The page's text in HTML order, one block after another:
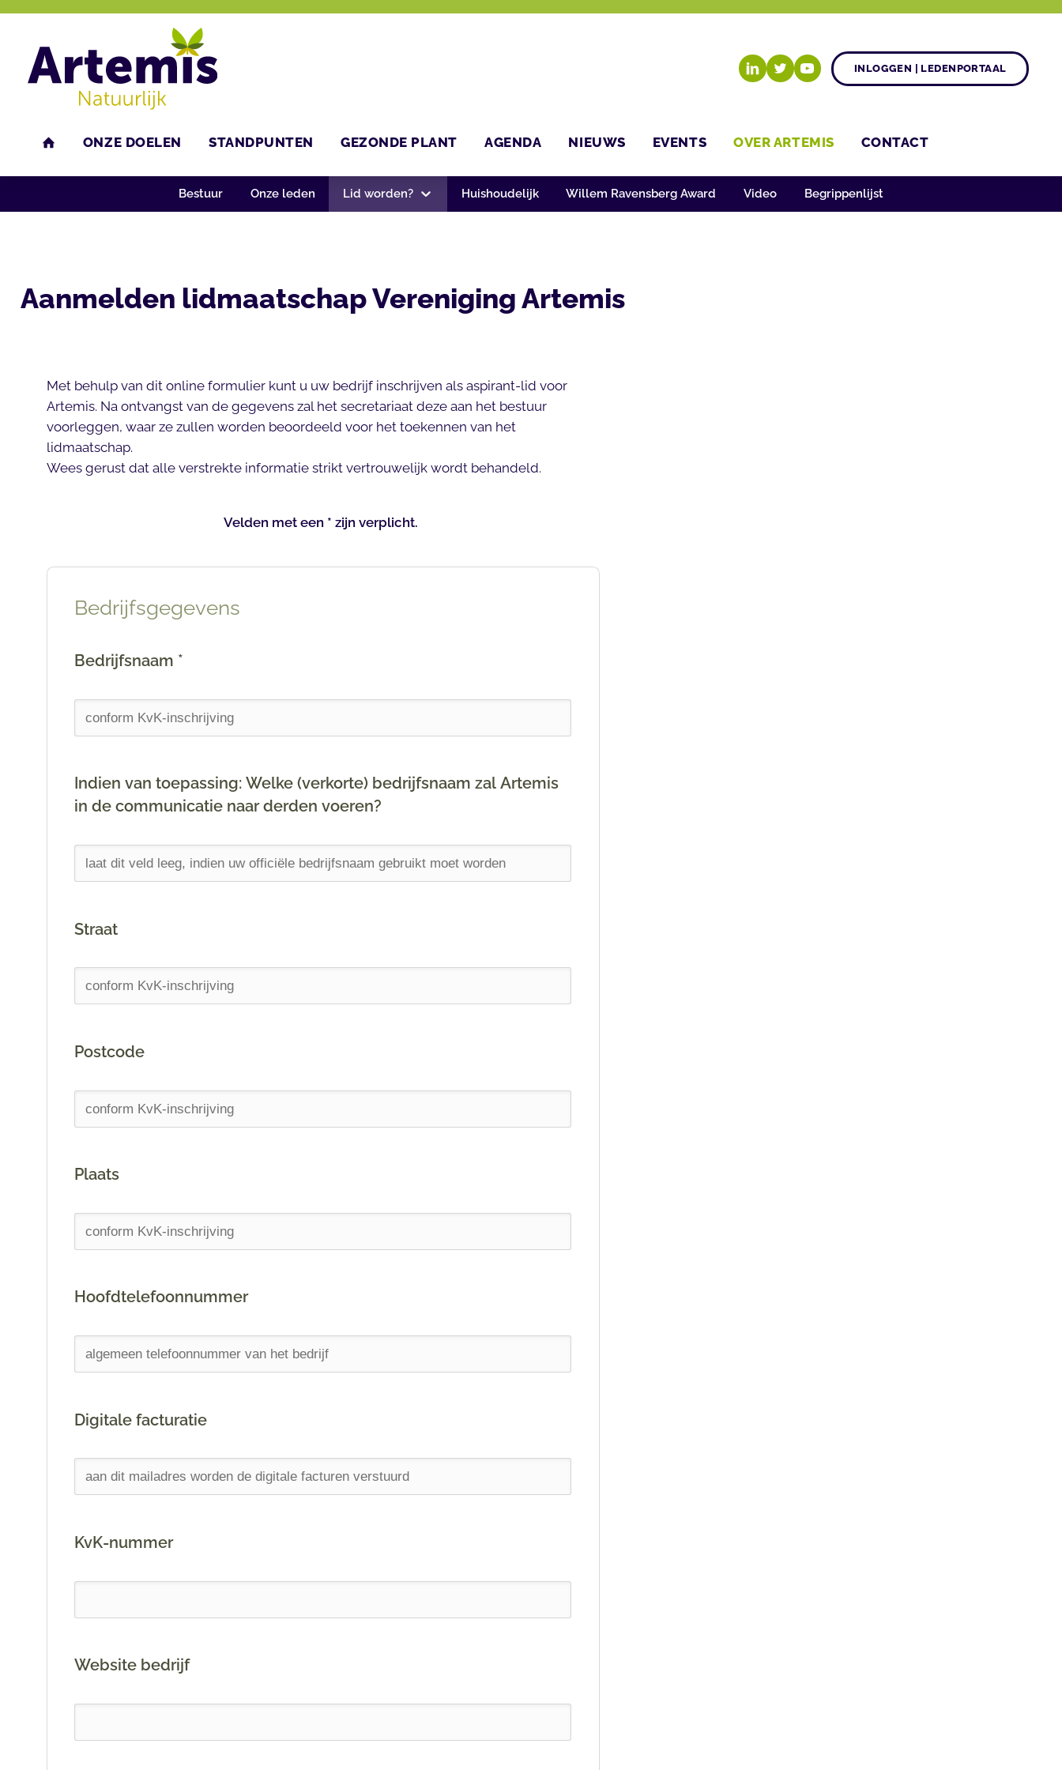
ONZE DOELEN STANDPUNTEN GEZONDE PLANT AGENDA NIEUWS EVENTS OVER ARTEMIS CONTACT
INLOGGEN | LEDENPORTAAL
Bestuur Onze leden Lid worden? Huishoudelijk Willem Ravensberg Award Video Begrippenlijst
U bent hier: Home Over Artemis Lid worden? Aanmelden lidmaatschap
Aanmelden lidmaatschap Vereniging Artemis
Met behulp van dit online formulier kunt u uw bedrijf inschrijven als aspirant-lid voor
Artemis. Na ontvangst van de gegevens zal het secretariaat deze aan het bestuur
voorleggen, waar ze zullen worden beoordeeld voor het toekennen van het
lidmaatschap.
Wees gerust dat alle verstrekte informatie strikt vertrouwelijk wordt behandeld.
Velden met een * zijn verplicht.
Bedrijfsgegevens
Bedrijfsnaam *
Indien van toepassing: Welke (verkorte) bedrijfsnaam zal Artemis
in de communicatie naar derden voeren?
Straat
Postcode
Plaats
Hoofdtelefoonnummer
Digitale facturatie
KvK-nummer
Website bedrijf